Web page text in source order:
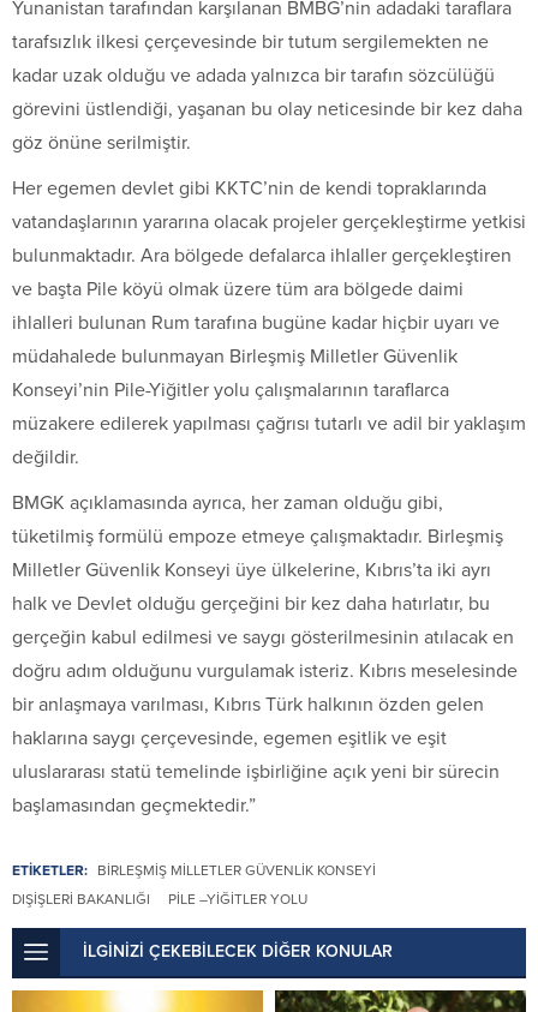
Yunanistan tarafından karşılanan BMBG’nin adadaki taraflara
tarafsızlık ilkesi çerçevesinde bir tutum sergilemekten ne
kadar uzak olduğu ve adada yalnızca bir tarafın sözcülüğü
görevini üstlendiği, yaşanan bu olay neticesinde bir kez daha
göz önüne serilmiştir.
Her egemen devlet gibi KKTC’nin de kendi topraklarında
vatandaşlarının yararına olacak projeler gerçekleştirme yetkisi
bulunmaktadır. Ara bölgede defalarca ihlaller gerçekleştiren
ve başta Pile köyü olmak üzere tüm ara bölgede daimi
ihlalleri bulunan Rum tarafına bugüne kadar hiçbir uyarı ve
müdahalede bulunmayan Birleşmiş Milletler Güvenlik
Konseyi’nin Pile-Yiğitler yolu çalışmalarının taraflarca
müzakere edilerek yapılması çağrısı tutarlı ve adil bir yaklaşım
değildir.
BMGK açıklamasında ayrıca, her zaman olduğu gibi,
tüketilmiş formülü empoze etmeye çalışmaktadır. Birleşmiş
Milletler Güvenlik Konseyi üye ülkelerine, Kıbrıs’ta iki ayrı
halk ve Devlet olduğu gerçeğini bir kez daha hatırlatır, bu
gerçeğin kabul edilmesi ve saygı gösterilmesinin atılacak en
doğru adım olduğunu vurgulamak isteriz. Kıbrıs meselesinde
bir anlaşmaya varılması, Kıbrıs Türk halkının özden gelen
haklarına saygı çerçevesinde, egemen eşitlik ve eşit
uluslararası statü temelinde işbirliğine açık yeni bir sürecin
başlamasından geçmektedir.”
ETİKETLER:
BIRLEŞMIŞ MILLETLER GÜVENLIK KONSEYI
DIŞIŞLERI BAKANLIĞI
PILE –YIĞITLER YOLU
İLGİNİZİ ÇEKEBİLECEK DİĞER KONULAR